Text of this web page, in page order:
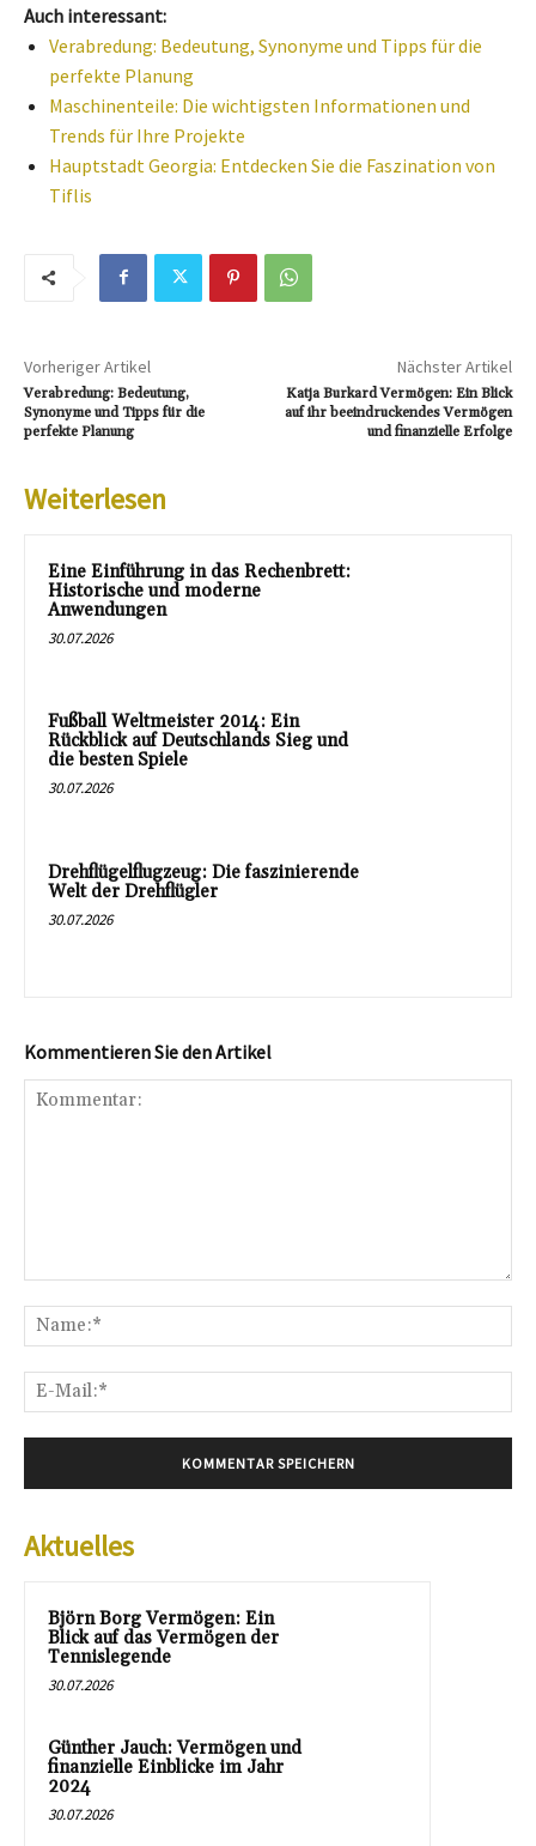
Auch interessant:
Verabredung: Bedeutung, Synonyme und Tipps für die
perfekte Planung
Maschinenteile: Die wichtigsten Informationen und
Trends für Ihre Projekte
Hauptstadt Georgia: Entdecken Sie die Faszination von
Tiflis
Vorheriger Artikel
Verabredung: Bedeutung,
Synonyme und Tipps für die
perfekte Planung
Nächster Artikel
Katja Burkard Vermögen: Ein Blick
auf ihr beeindruckendes Vermögen
und finanzielle Erfolge
Weiterlesen
Eine Einführung in das Rechenbrett:
Historische und moderne
Anwendungen
30.07.2026
Fußball Weltmeister 2014: Ein
Rückblick auf Deutschlands Sieg und
die besten Spiele
30.07.2026
Drehflügelflugzeug: Die faszinierende
Welt der Drehflügler
30.07.2026
Kommentieren Sie den Artikel
Aktuelles
Björn Borg Vermögen: Ein
Blick auf das Vermögen der
Tennislegende
30.07.2026
Günther Jauch: Vermögen und
finanzielle Einblicke im Jahr
2024
30.07.2026